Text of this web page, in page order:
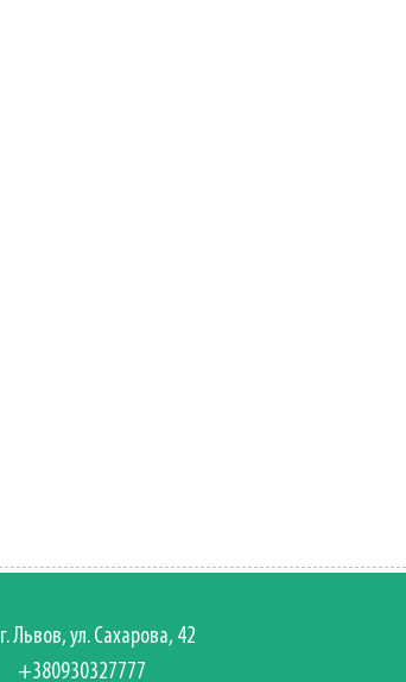
г. Львов, ул. Сахарова, 42
+380930327777